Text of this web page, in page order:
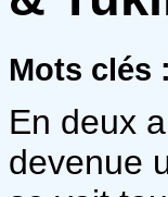
Mots clés
En deux
devenue